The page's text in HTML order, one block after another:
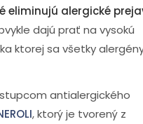
eliminujú alergické
dajú prať na vysokú
ktorej sa všetky
antialergického
, ktorý je tvorený z